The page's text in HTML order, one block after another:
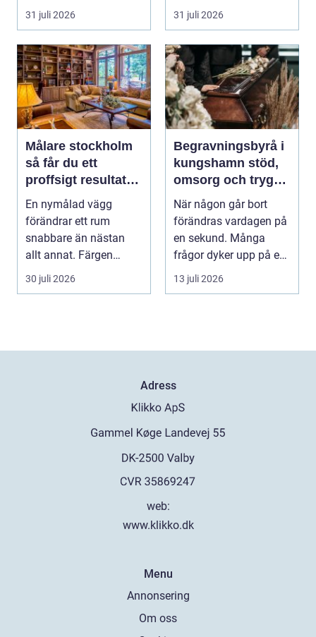
blåst och stark vå...
31 juli 2026 31 juli 2026
Målare stockholm
så får du ett
proffsigt resultat
hemma
En nymålad vägg
förändrar ett rum
snabbare än nästan
allt annat. Färgen
påverkar hur vi
upplever lju...
30 juli 2026
Begravningsbyrå i
kungshamn stöd,
omsorg och trygg
vägledning
När någon går bort
förändras vardagen på
en sekund. Många
frågor dyker upp på en
gång: Vad händer nu...
13 juli 2026
Adress
web:
www.klikko.dk
Menu
Annonsering
Om oss